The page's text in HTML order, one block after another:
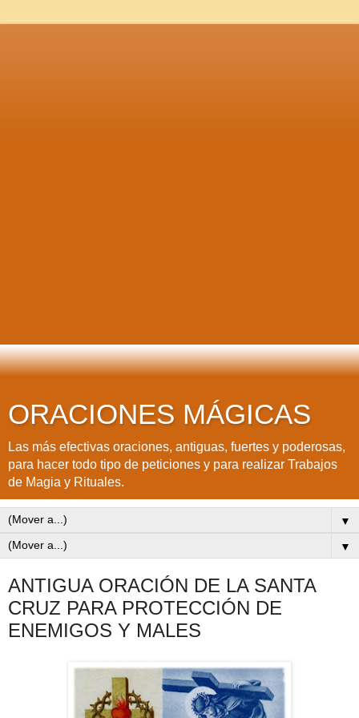
ORACIONES MÁGICAS
Las más efectivas oraciones, antiguas, fuertes y poderosas,
para hacer todo tipo de peticiones y para realizar Trabajos
de Magia y Rituales.
▼
▼
ANTIGUA ORACIÓN DE LA SANTA
CRUZ PARA PROTECCIÓN DE
ENEMIGOS Y MALES